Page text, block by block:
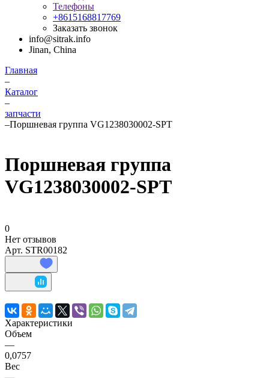
Телефоны
+8615168817769
Заказать звонок
info@sitrak.info
Jinan, China
Главная
–
Каталог
–
запчасти
–Поршневая группа VG1238030002-SPT
Поршневая группа
VG1238030002-SPT
0
Нет отзывов
Арт. STR00182
Характеристики
Объем
—
0,0757
Вес